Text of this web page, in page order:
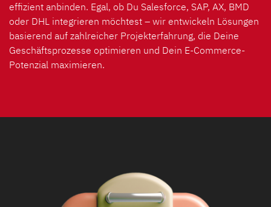
effizient anbinden. Egal, ob Du Salesforce, SAP, AX, BMD
oder DHL integrieren möchtest – wir entwickeln Lösungen
basierend auf zahlreicher Projekterfahrung, die Deine
Geschäftsprozesse optimieren und Dein E-Commerce-
Potenzial maximieren.